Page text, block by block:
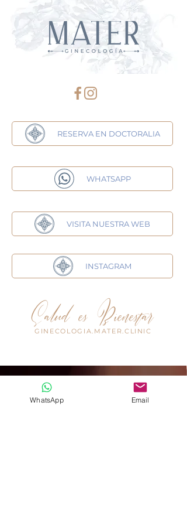
RESERVA EN DOCTORALIA
WHATSAPP
VISITA NUESTRA WEB
INSTAGRAM
Salud es Bienestar
GINECOLOGIA.MATER.CLINIC
WhatsApp Email